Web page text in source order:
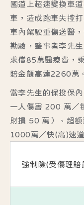
國道上超速變換車
車，造成跑車失控
車內駕駛重傷送醫
勘驗，肇事者李先
求償85萬醫療費，
賠金額高達2260萬
當李先生的保投保
一人傷害 200 萬／
財損 50 萬）、超
1000萬／快(高)速
強制險(受傷理